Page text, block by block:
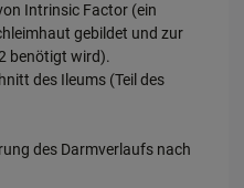
Intrinsic Factor (ein
gebildet und zur
benötigt wird).
des Ileums (Teil des
des Darmverlaufs nach